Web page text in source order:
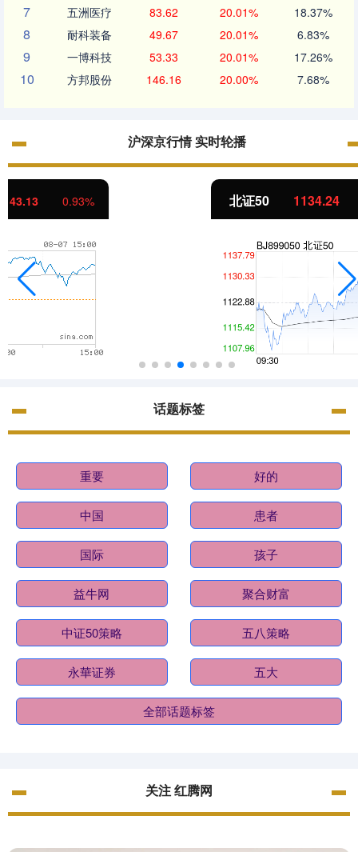
7 五洲医疗 83.62 20.01% 18.37%
8 耐科装备 49.67 20.01% 6.83%
9 一博科技 53.33 20.01% 17.26%
10 方邦股份 146.16 20.00% 7.68%
沪深京行情 实时轮播
北证50 11.37 1.01%
话题标签
重要 好的
中国 患者
国际 孩子
益牛网 聚合财富
中证50策略 五八策略
永華证券 五大
全部话题标签
关注 红腾网